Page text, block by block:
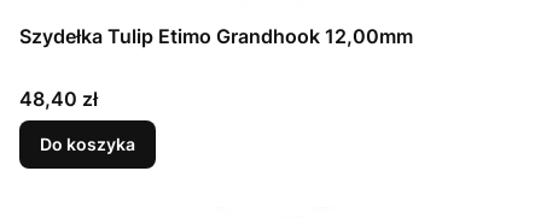
Szydełka Tulip Etimo Grandhook 12,00mm
Cena
48,40 zł
Do koszyka